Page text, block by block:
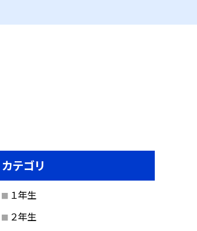
カテゴリ
１年生
２年生